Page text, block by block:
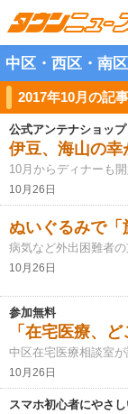
中区・西区・南
2017年10月の記
公式アンテナショップ
伊豆、海山の幸
10月からディナーも
10月26日
ぬいぐるみで「
病気など外出困難者の
10月26日
参加無料
「在宅医療、
中区在宅医療相談室
10月26日
スマホ初心者にやさ